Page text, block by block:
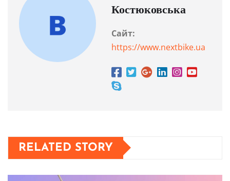
Костюковська
Сайт:
https://www.nextbike.ua
RELATED STORY